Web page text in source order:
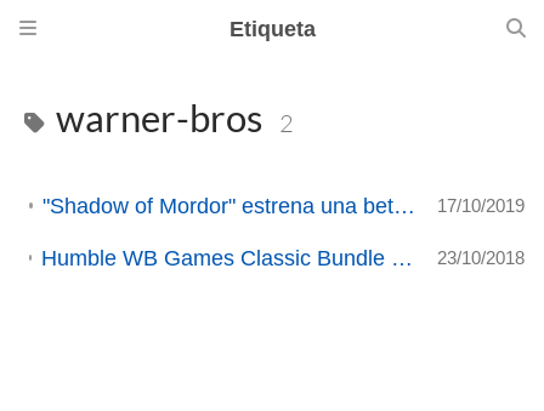
Etiqueta
warner-bros 2
"Shadow of Mordor" estrena una beta con Vulkan (ACTUALIZADO) 17/10/2019
Humble WB Games Classic Bundle nos trae juegos espectaculares a precios de risa. 23/10/2018